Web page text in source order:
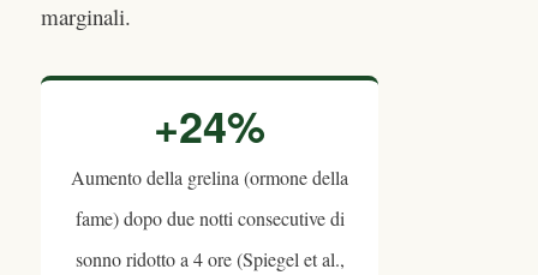
marginali.
+24%
Aumento della grelina (ormone della
fame) dopo due notti consecutive di
sonno ridotto a 4 ore (Spiegel et al.,